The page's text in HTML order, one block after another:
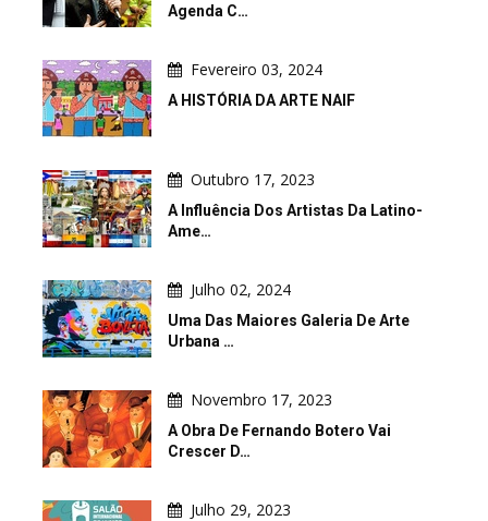
Agenda C…
Fevereiro 03, 2024
A HISTÓRIA DA ARTE NAIF
Outubro 17, 2023
A Influência Dos Artistas Da Latino-
Ame…
Julho 02, 2024
Uma Das Maiores Galeria De Arte
Urbana …
Novembro 17, 2023
A Obra De Fernando Botero Vai
Crescer D…
Julho 29, 2023